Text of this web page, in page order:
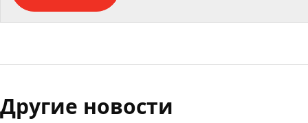
Другие новости